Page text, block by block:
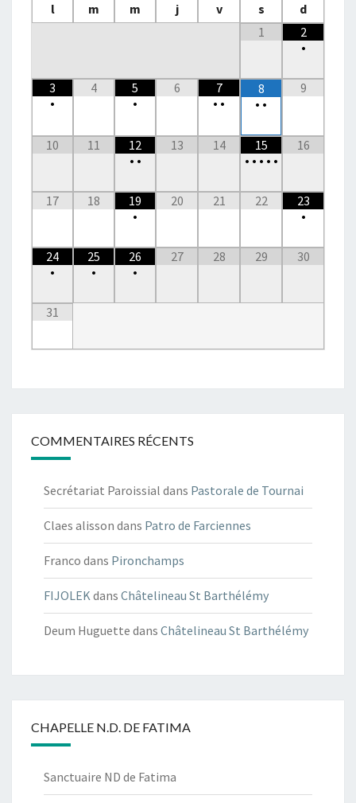
l m m j v s
d
1
2
•
3
•
4
5
•
6
7
• •
8
• •
9
10 11
12
• •
13 14
15
• • • • •
16
17 18
19
•
20 21 22
23
•
24
•
25
•
26
•
27 28 29 30
31
COMMENTAIRES RÉCENTS
Secrétariat Paroissial dans Pastorale de Tournai
Claes alisson dans Patro de Farciennes
Franco dans Pironchamps
FIJOLEKdans Châtelineau St Barthélémy
Deum Huguette dans Châtelineau St Barthélémy
CHAPELLE N.D. DE FATIMA
Sanctuaire ND de Fatima